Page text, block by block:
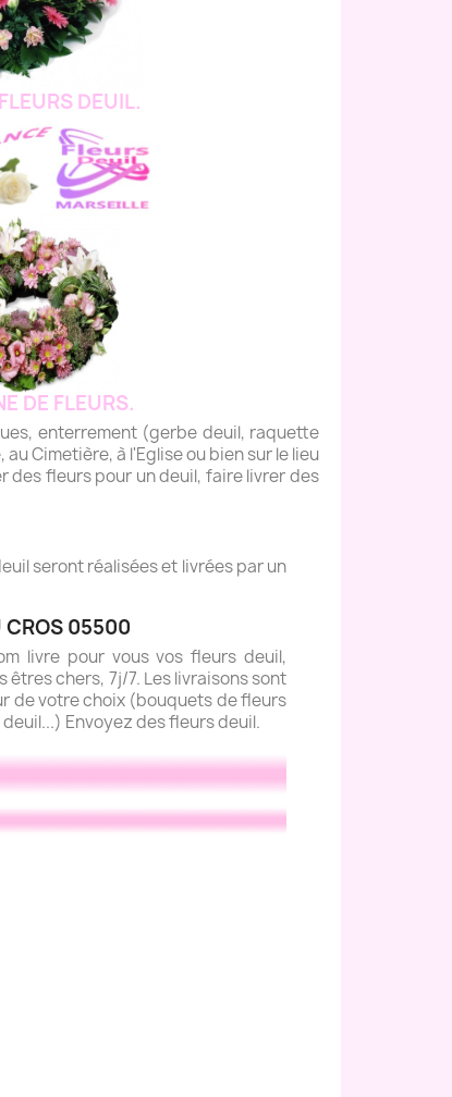
DEUIL.
DE FLEURS.
enterrement (gerbe deuil, raquette
Cimetière, à l'Eglise ou bien sur le lieu
des fleurs pour un deuil, faire livrer des
seront réalisées et livrées par un
CROS 05500
livre pour vous vos fleurs deuil,
chers, 7j/7. Les livraisons sont
de votre choix (bouquets de fleurs
Envoyez des fleurs deuil.